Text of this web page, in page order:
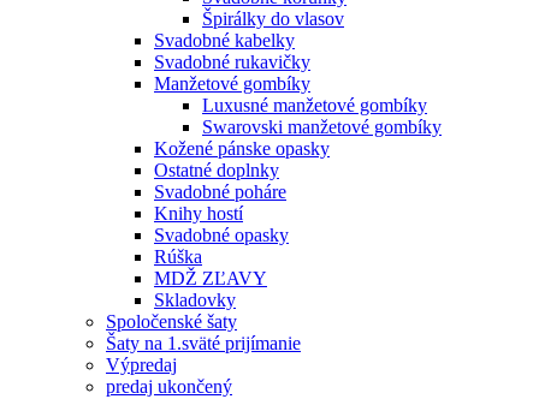
Špirálky do vlasov
Svadobné kabelky
Svadobné rukavičky
Manžetové gombíky
Luxusné manžetové gombíky
Swarovski manžetové gombíky
Kožené pánske opasky
Ostatné doplnky
Svadobné poháre
Knihy hostí
Svadobné opasky
Rúška
MDŽ ZĽAVY
Skladovky
Spoločenské šaty
Šaty na 1.sväté prijímanie
Výpredaj
predaj ukončený